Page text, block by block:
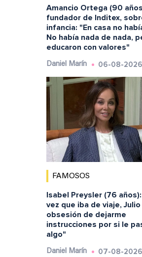
Amancio Ortega (90
fundador de Inditex,
infancia: "En casa no
No había nada de nada,
educaron con valores"
Daniel Marín 06-08-2026
FAMOSOS
Isabel Preysler (76
vez que iba de viaje,
obsesión de dejarme
instrucciones por si le
algo"
Daniel Marín 07-08-2026